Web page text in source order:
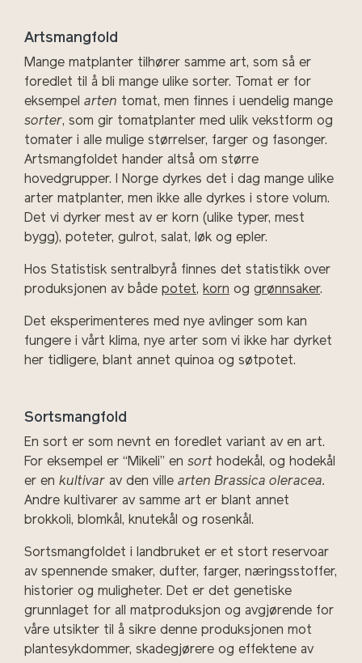
Artsmangfold
Mange matplanter tilhører samme art, som så er
foredlet til å bli mange ulike sorter. Tomat er for
eksempel arten tomat, men finnes i uendelig mange
sorter, som gir tomatplanter med ulik vekstform og
tomater i alle mulige størrelser, farger og fasonger.
Artsmangfoldet hander altså om større
hovedgrupper. I Norge dyrkes det i dag mange ulike
arter matplanter, men ikke alle dyrkes i store volum.
Det vi dyrker mest av er korn (ulike typer, mest
bygg), poteter, gulrot, salat, løk og epler.
Hos Statistisk sentralbyrå finnes det statistikk over
produksjonen av både potet, korn og grønnsaker.
Det eksperimenteres med nye avlinger som kan
fungere i vårt klima, nye arter som vi ikke har dyrket
her tidligere, blant annet quinoa og søtpotet.
Sortsmangfold
En sort er som nevnt en foredlet variant av en art.
For eksempel er “Mikeli” en sort hodekål, og hodekål
er en kultivar av den ville arten Brassica oleracea.
Andre kultivarer av samme art er blant annet
brokkoli, blomkål, knutekål og rosenkål.
Sortsmangfoldet i landbruket er et stort reservoar
av spennende smaker, dufter, farger, næringsstoffer,
historier og muligheter. Det er det genetiske
grunnlaget for all matproduksjon og avgjørende for
våre utsikter til å sikre denne produksjonen mot
plantesykdommer, skadegjørere og effektene av